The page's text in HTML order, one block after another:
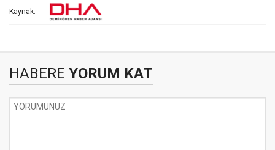
Kaynak:
HABERE YORUM KAT